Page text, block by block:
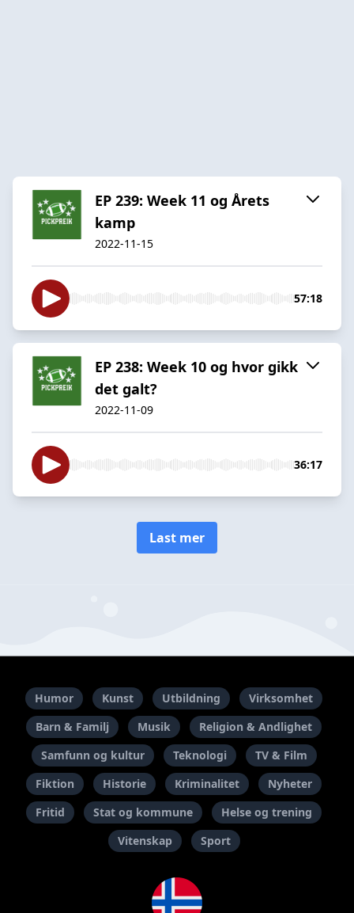
EP 239: Week 11 og Årets
kamp
2022-11-15
57:18
EP 238: Week 10 og hvor gikk
det galt?
2022-11-09
36:17
Last mer
Humor Kunst Utbildning
Virksomhet
Barn & Familj
Musik
Religion & Andlighet
Samfunn og kultur
Teknologi
TV & Film
Fiktion
Historie Kriminalitet
Nyheter
Fritid
Stat og kommune
Helse og trening
Vitenskap
Sport